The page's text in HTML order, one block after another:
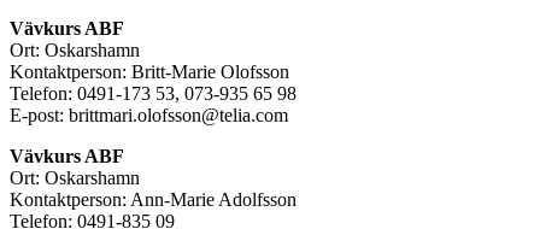
Vävkurs ABF
Ort: Oskarshamn
Kontaktperson: Britt-Marie Olofsson
Telefon: 0491-173 53, 073-935 65 98
E-post: brittmari.olofsson@telia.com
Vävkurs ABF
Ort: Oskarshamn
Kontaktperson: Ann-Marie Adolfsson
Telefon: 0491-835 09